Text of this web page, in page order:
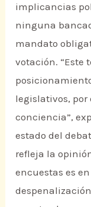
implicancias
ninguna
mandato
votación. “Este
legislativos, por
conciencia”,
estado del
refleja la
encuestas es